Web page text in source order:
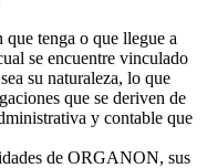
tenga o que llegue a
se encuentre vinculado
su naturaleza, lo que
que se deriven de
y contable que
de ORGANON, sus